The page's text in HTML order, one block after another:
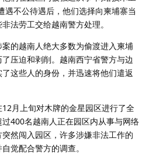
遇不公待遇后，他们选择向柬埔寨当
法劳工交给越南警方处理。
的越南人绝大多数为偷渡进入柬埔
压迫和剥削。越南西宁省警方与边
这些人的身份，并迅速将他们遣返
月上旬对木牌的金星园区进行了全
400名越南人正在园区内从事与网络
然闯入园区，许多涉嫌非法工作的
觉配合警方的调查。